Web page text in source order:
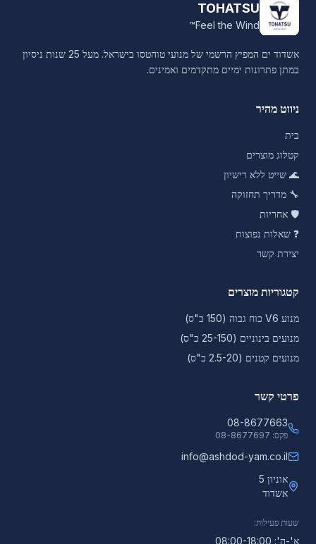
TOHATSU
Feel the Wind™
אשדוד ים המפיץ הרשמי של מנועי טוהטסו בישראל. מעל 25 שנות ניסיון
במתן פתרונות ימיים מתקדמים ואמינים.
ניווט מהיר
בית
קטלוג מוצרים
🌊 שייט ללא רישיון
🔧 מדריך תחזוקה
🛡️ אחריות
❓ שאלות נפוצות
יצירת קשר
קטגוריות מוצרים
מנוע V6 כוח גבוה (150 כ"ס)
מנועים בינוניים (25-150 כ"ס)
מנועים קטנים (2.5-20 כ"ס)
פרטי קשר
08-8677663
פקס: 08-8677697
info@ashdod-yam.co.il
אוניון 5
אשדוד
שעות פעילות:
א'-ה': 08:00-18:00